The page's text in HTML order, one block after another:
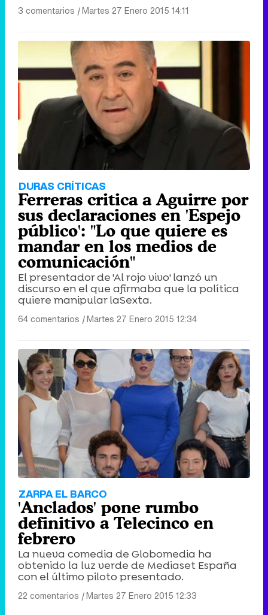
3 comentarios |Martes 27 Enero 2015 14:11
DURAS CRÍTICAS
Ferreras critica a Aguirre por
sus declaraciones en 'Espejo
público': "Lo que quiere es
mandar en los medios de
comunicación"
El presentador de 'Al rojo vivo' lanzó un
discurso en el que afirmaba que la política
quiere manipular laSexta.
64 comentarios |Martes 27 Enero 2015 12:34
ZARPA EL BARCO
'Anclados' pone rumbo
definitivo a Telecinco en
febrero
La nueva comedia de Globomedia ha
obtenido la luz verde de Mediaset España
con el último piloto presentado.
22 comentarios |Martes 27 Enero 2015 12:33